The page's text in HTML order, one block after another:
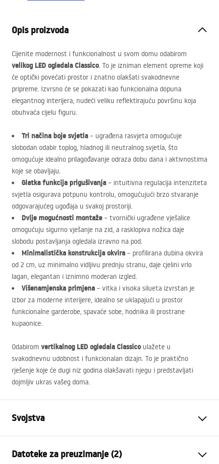
Opis proizvoda
Cijenite modernost i funkcionalnost u svom domu odabirom
velikog LED ogledala Classico. To je izniman element opreme koji
će optički povećati prostor i znatno olakšati svakodnevne
pripreme. Izvrsno će se pokazati kao funkcionalna dopuna
elegantnog interijera, nudeći veliku reflektirajuću površinu koja
obuhvaća cijelu figuru.
Tri načina boje svjetla – ugrađena rasvjeta omogućuje
slobodan odabir toplog, hladnog ili neutralnog svjetla, što
omogućuje idealno prilagođavanje odraza dobu dana i aktivnostima
koje se obavljaju.
Glatka funkcija prigušivanja – intuitivna regulacija intenziteta
svjetla osigurava potpunu kontrolu, omogućujući brzo stvaranje
odgovarajućeg ugođaja u svakoj prostoriji.
Dvije mogućnosti montaže – tvornički ugrađene vješalice
omogućuju sigurno vješanje na zid, a rasklopiva nožica daje
slobodu postavljanja ogledala izravno na pod.
Minimalistička konstrukcija okvira – profilirana dubina okvira
od 2 cm, uz minimalno vidljivu prednju stranu, daje cjelini vrlo
lagan, elegantan i iznimno moderan izgled.
Višenamjenska primjena – vitka i visoka silueta izvrstan je
izbor za moderne interijere, idealno se uklapajući u prostor
funkcionalne garderobe, spavaće sobe, hodnika ili prostrane
kupaonice.
Odabirom vertikalnog LED ogledala Classicoulažete u
svakodnevnu udobnost i funkcionalan dizajn. To je praktično
rješenje koje će dugi niz godina olakšavati njegu i predstavljati
dojmljiv ukras vašeg doma.
Svojstva
Širina
500
Datoteke za preuzimanje (2)